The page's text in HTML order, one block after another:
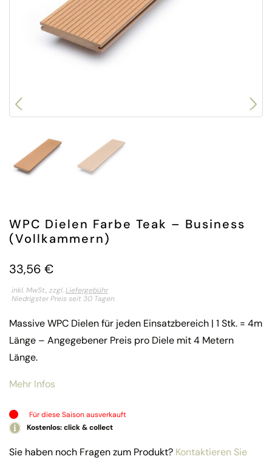
WPC Dielen Farbe Teak – Business
(Vollkammern)
33,56 €
inkl. MwSt., zzgl.Liefergebühr
Niedrigster Preis seit 30 Tagen
Massive WPC Dielen für jeden Einsatzbereich | 1 Stk. = 4m
Länge – Angegebener Preis pro Diele mit 4 Metern
Länge.
Mehr Infos
Für diese Saison ausverkauft
Kostenlos: click & collect
Sie haben noch Fragen zum Produkt? Kontaktieren Sie